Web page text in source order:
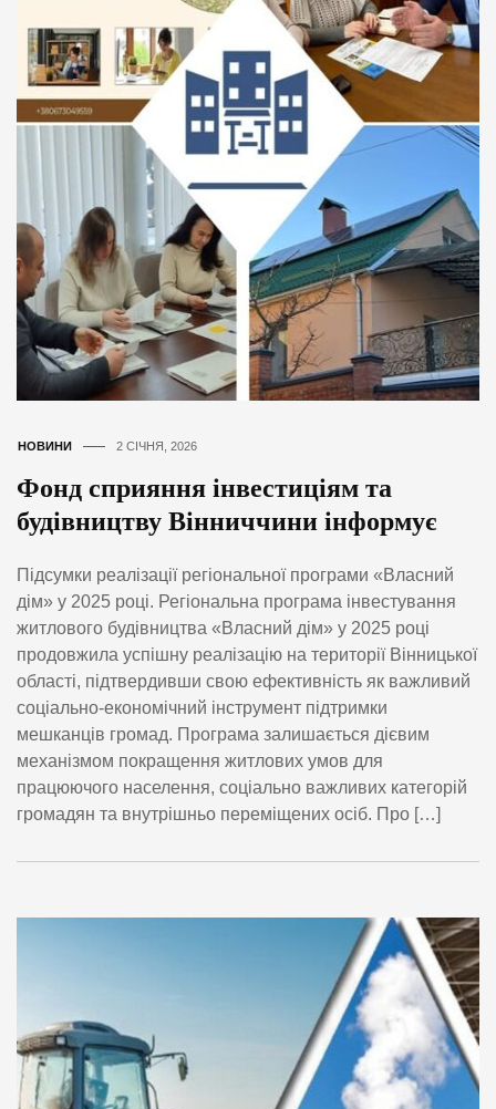
НОВИНИ 2 СІЧНЯ, 2026
Фонд сприяння інвестиціям та
будівництву Вінниччини інформує
Підсумки реалізації регіональної програми «Власний
дім» у 2025 році. Регіональна програма інвестування
житлового будівництва «Власний дім» у 2025 році
продовжила успішну реалізацію на території Вінницької
області, підтвердивши свою ефективність як важливий
соціально-економічний інструмент підтримки
мешканців громад. Програма залишається дієвим
механізмом покращення житлових умов для
працюючого населення, соціально важливих категорій
громадян та внутрішньо переміщених осіб. Про […]